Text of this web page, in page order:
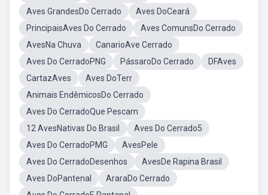
Aves GrandesDo Cerrado
Aves DoCeará
PrincipaisAves Do Cerrado
Aves ComunsDo Cerrado
AvesNa Chuva
CanarioAve Cerrado
Aves Do CerradoPNG
PássaroDo Cerrado
DFAves
CartazAves
Aves DoTerr
Animais EndêmicosDo Cerrado
Aves Do CerradoQue Pescam
12 AvesNativas Do Brasil
Aves Do Cerrado5
Aves Do CerradoPMG
AvesPele
Aves Do CerradoDesenhos
AvesDe Rapina Brasil
Aves DoPantenal
AraraDo Cerrado